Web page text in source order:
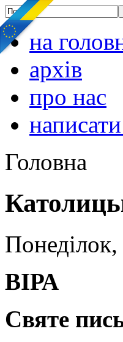
на
архів
про нас
Головна
ВІРА
Святе